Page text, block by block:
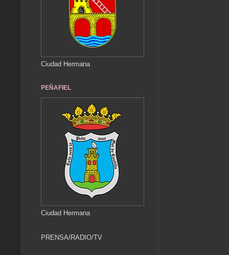
Ciudad Hermana
PEÑAFIEL
Ciudad Hermana
PRENSA/RADIO/TV